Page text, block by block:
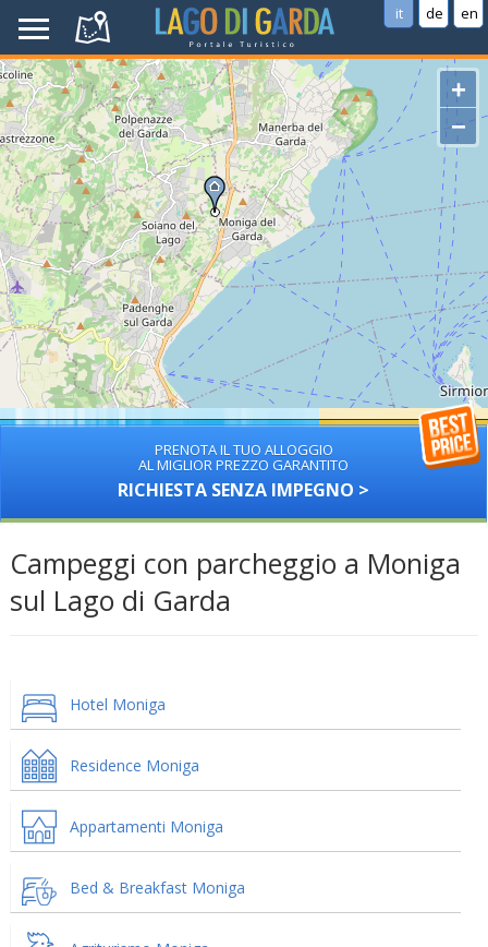
it de en
+
−
PRENOTA IL TUO ALLOGGIO
AL MIGLIOR PREZZO GARANTITO
RICHIESTA SENZA IMPEGNO >
Campeggi con parcheggio a Moniga
sul Lago di Garda
Hotel Moniga
Residence Moniga
Appartamenti Moniga
Bed & Breakfast Moniga